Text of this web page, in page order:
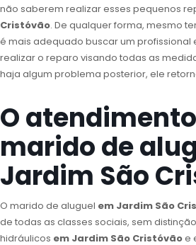
não saberem realizar esses pequenos
Cristóvão. De qualquer forma, mesmo
é mais adequado buscar um profissional
realizar o reparo visando todas as
haja algum problema posterior, ele
O
marido de
Jardim São
O marido de aluguel em Jardim São
de todas as classes sociais, sem
hidráulicos em Jardim São Cristóvãoe